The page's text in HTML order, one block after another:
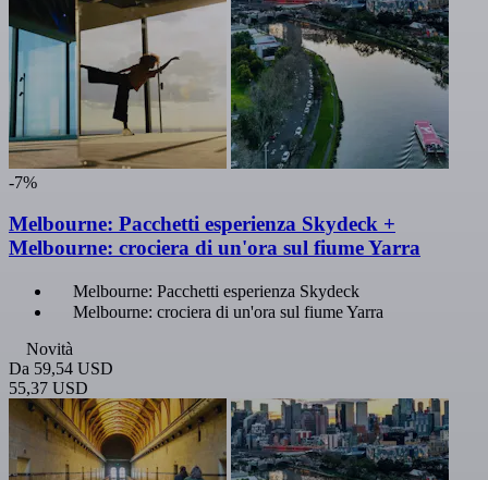
-7%
Melbourne: Pacchetti esperienza Skydeck +
Melbourne: crociera di un'ora sul fiume Yarra
Melbourne: Pacchetti esperienza Skydeck
Melbourne: crociera di un'ora sul fiume Yarra
Novità
Da 59,54 USD
55,37 USD